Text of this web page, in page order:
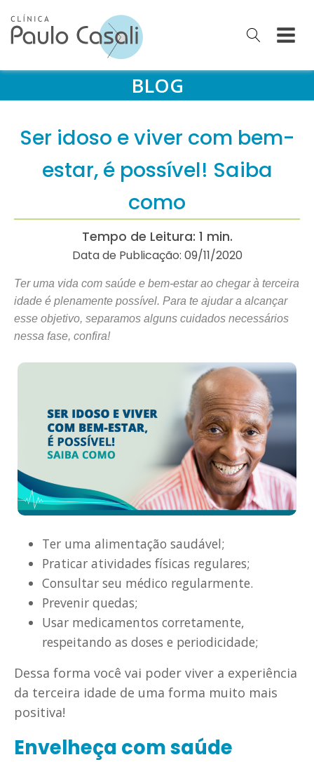
BLOG
Ser idoso e viver com bem-
estar, é possível! Saiba
como
Tempo de Leitura: 1 min.
Data de Publicação: 09/11/2020
Ter uma vida com saúde e bem-estar ao chegar à terceira
idade é plenamente possível. Para te ajudar a alcançar
esse objetivo, separamos alguns cuidados necessários
nessa fase, confira!
Ter uma alimentação saudável;
Praticar atividades físicas regulares;
Consultar seu médico regularmente.
Prevenir quedas;
Usar medicamentos corretamente,
respeitando as doses e periodicidade;
Dessa forma você vai poder viver a experiência
da terceira idade de uma forma muito mais
positiva!
Envelheça com saúde